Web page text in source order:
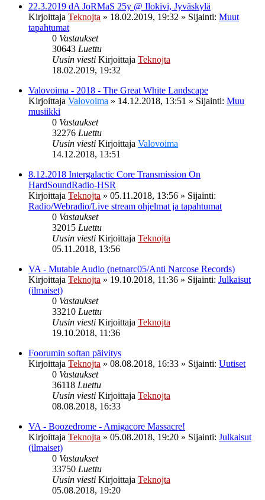
22.3.2019 dA JoRMaS 25y @ Ilokivi, Jyväskylä
Kirjoittaja Teknojta » 18.02.2019, 19:32 » Sijainti: Muut
tapahtumat
0 Vastaukset
30643 Luettu
Uusin viesti Kirjoittaja Teknojta
18.02.2019, 19:32
Valovoima - 2018 - The Great White Landscape
Kirjoittaja Valovoima » 14.12.2018, 13:51 » Sijainti: Muu
musiikki
0 Vastaukset
32276 Luettu
Uusin viesti Kirjoittaja Valovoima
14.12.2018, 13:51
8.12.2018 Intergalactic Core Transmission On
HardSoundRadio-HSR
Kirjoittaja Teknojta » 05.11.2018, 13:56 » Sijainti:
Radio/Webradio/Live stream ohjelmat ja tapahtumat
0 Vastaukset
32015 Luettu
Uusin viesti Kirjoittaja Teknojta
05.11.2018, 13:56
VA - Mutable Audio (netnarc05/Anti Narcose Records)
Kirjoittaja Teknojta » 19.10.2018, 11:36 » Sijainti: Julkaisut
(ilmaiset)
0 Vastaukset
33210 Luettu
Uusin viesti Kirjoittaja Teknojta
19.10.2018, 11:36
Foorumin softan päivitys
Kirjoittaja Teknojta » 08.08.2018, 16:33 » Sijainti: Uutiset
0 Vastaukset
36118 Luettu
Uusin viesti Kirjoittaja Teknojta
08.08.2018, 16:33
VA - Boozedrome - Amigacore Massacre!
Kirjoittaja Teknojta » 05.08.2018, 19:20 » Sijainti: Julkaisut
(ilmaiset)
0 Vastaukset
33750 Luettu
Uusin viesti Kirjoittaja Teknojta
05.08.2018, 19:20